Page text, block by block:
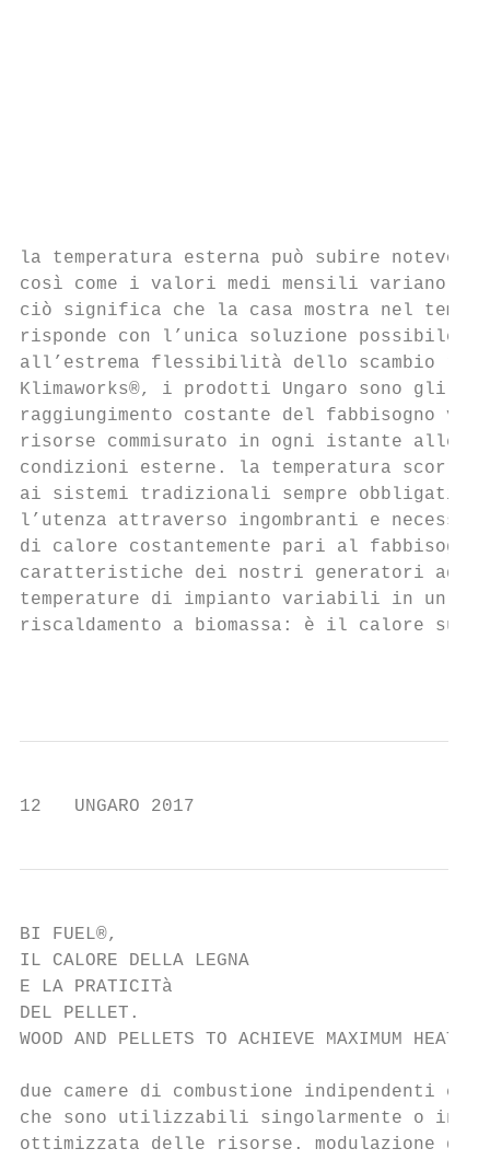
la temperatura esterna può subire
così come i valori medi mensili variano
ciò significa che la casa mostra nel
risponde con l’unica soluzione possibile,
all’estrema flessibilità dello scambio
Klimaworks®, i prodotti Ungaro sono gli
raggiungimento costante del fabbisogno
risorse commisurato in ogni istante alle
condizioni esterne. la temperatura
ai sistemi tradizionali sempre obbligati
l’utenza attraverso ingombranti e
di calore costantemente pari al
caratteristiche dei nostri generatori ad
temperature di impianto variabili in un
riscaldamento a biomassa: è il calore
12   UNGARO 2017
BI FUEL®,
IL CALORE DELLA LEGNA
E LA PRATICITà
DEL PELLET.
WOOD AND PELLETS TO ACHIEVE MAXIMUM
due camere di combustione indipendenti
che sono utilizzabili singolarmente o in
ottimizzata delle risorse. modulazione